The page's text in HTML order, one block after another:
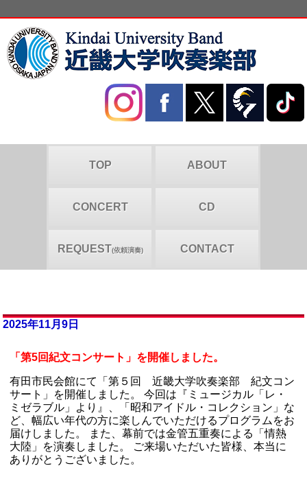
TOP ABOUT
CONCERT CD
REQUEST(依頼演奏) CONTACT
2025年11月9日
「第5回紀文コンサート」を開催しました。
有田市民会館にて「第５回 近畿大学吹奏楽部 紀文コン
サート」を開催しました。 今回は『ミュージカル「レ・
ミゼラブル」より』、「昭和アイドル・コレクション」な
ど、幅広い年代の方に楽しんでいただけるプログラムをお
届けしました。 また、幕前では金管五重奏による「情熱
大陸」を演奏しました。 ご来場いただいた皆様、本当に
ありがとうございました。